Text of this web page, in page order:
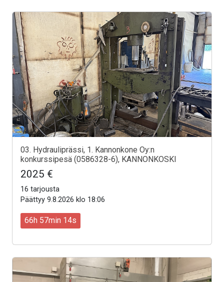
03. Hydrauliprässi, 1. Kannonkone Oy:n
konkurssipesä (0586328-6), KANNONKOSKI
2025 €
16 tarjousta
Päättyy 9.8.2026 klo 18:06
66h 57min 12s